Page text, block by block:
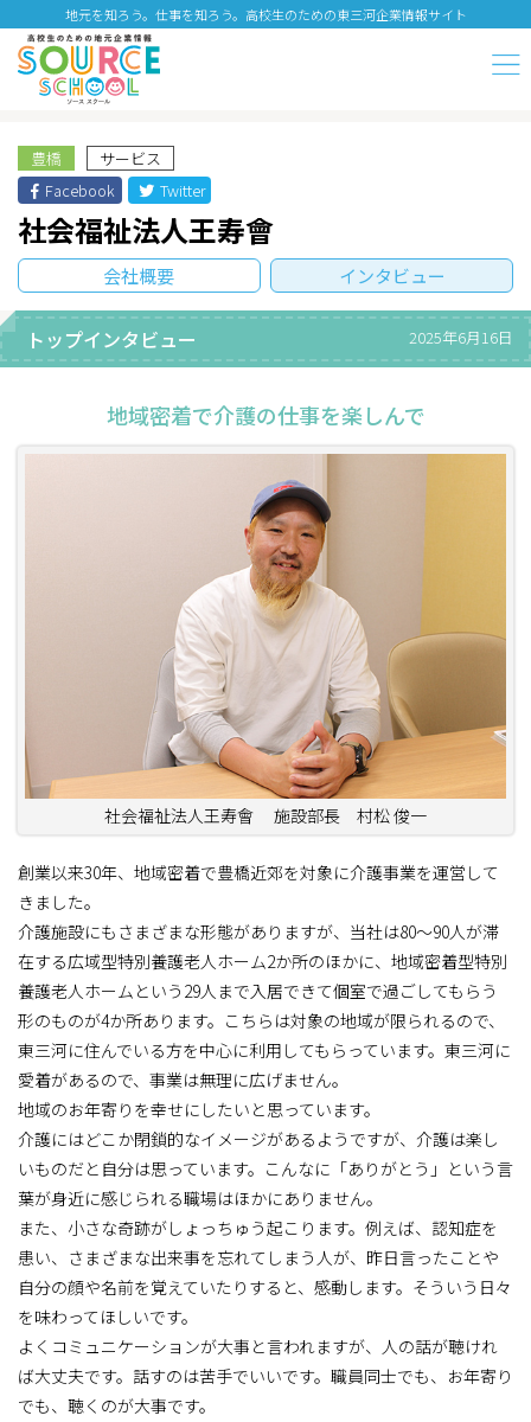
地元を知ろう。仕事を知ろう。高校生のための東三河企業情報サイト
豊橋
サービス
Facebook
Twitter
社会福祉法人王寿會
会社概要 インタビュー
トップインタビュー 2025年6月16日
地域密着で介護の仕事を楽しんで
社会福祉法人王寿會 施設部長 村松 俊一
創業以来30年、地域密着で豊橋近郊を対象に介護事業を運営して
きました。
介護施設にもさまざまな形態がありますが、当社は80～90人が滞
在する広域型特別養護老人ホーム2か所のほかに、地域密着型特別
養護老人ホームという29人まで入居できて個室で過ごしてもらう
形のものが4か所あります。こちらは対象の地域が限られるので、
東三河に住んでいる方を中心に利用してもらっています。東三河に
愛着があるので、事業は無理に広げません。
地域のお年寄りを幸せにしたいと思っています。
介護にはどこか閉鎖的なイメージがあるようですが、介護は楽し
いものだと自分は思っています。こんなに「ありがとう」という言
葉が身近に感じられる職場はほかにありません。
また、小さな奇跡がしょっちゅう起こります。例えば、認知症を
患い、さまざまな出来事を忘れてしまう人が、昨日言ったことや
自分の顔や名前を覚えていたりすると、感動します。そういう日々
を味わってほしいです。
よくコミュニケーションが大事と言われますが、人の話が聴けれ
ば大丈夫です。話すのは苦手でいいです。職員同士でも、お年寄り
でも、聴くのが大事です。